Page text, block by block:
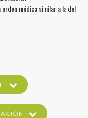
médica similar a la del